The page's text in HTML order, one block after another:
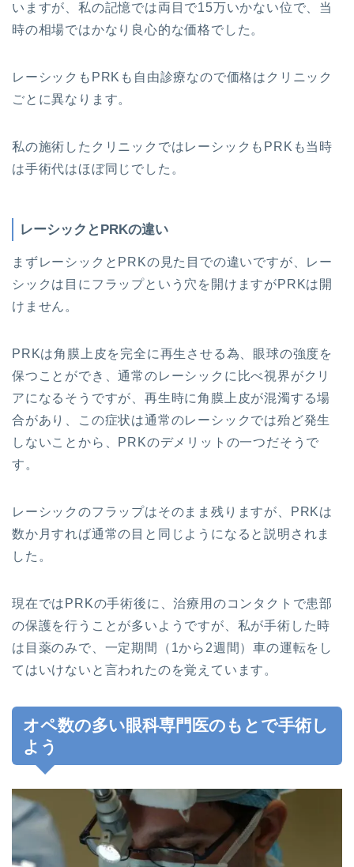
いますが、私の記憶では両目で15万いかない位で、当
時の相場ではかなり良心的な価格でした。
レーシックもPRKも自由診療なので価格はクリニック
ごとに異なります。
私の施術したクリニックではレーシックもPRKも当時
は手術代はほぼ同じでした。
レーシックとPRKの違い
まずレーシックとPRKの見た目での違いですが、レー
シックは目にフラップという穴を開けますがPRKは開
けません。
PRKは角膜上皮を完全に再生させる為、眼球の強度を
保つことができ、通常のレーシックに比べ視界がクリ
アになるそうですが、再生時に角膜上皮が混濁する場
合があり、この症状は通常のレーシックでは殆ど発生
しないことから、PRKのデメリットの一つだそうで
す。
レーシックのフラップはそのまま残りますが、PRKは
数か月すれば通常の目と同じようになると説明されま
した。
現在ではPRKの手術後に、治療用のコンタクトで患部
の保護を行うことが多いようですが、私が手術した時
は目薬のみで、一定期間（1から2週間）車の運転をし
てはいけないと言われたのを覚えています。
オペ数の多い眼科専門医のもとで手術し
よう